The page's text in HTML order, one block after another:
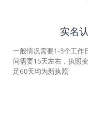
实名
一般情况需要1-3个工作
间需要15天左右，执照
足60天均为新执照